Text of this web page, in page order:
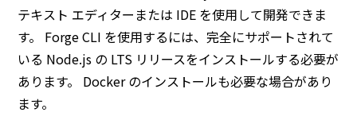
テキスト エディターまたは IDE を使用して開発できま
す。 Forge CLI を使用するには、完全にサポートされて
いる Node.js の LTS リリースをインストールする必要が
あります。 Docker のインストールも必要な場合があり
ます。